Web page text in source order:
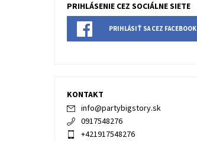
PRIHLÁSENIE CEZ SOCIÁLNE SIETE
PRIHLÁSIŤ SA CEZ FACEBOOK
KONTAKT
info@partybigstory.sk
0917548276
+421917548276